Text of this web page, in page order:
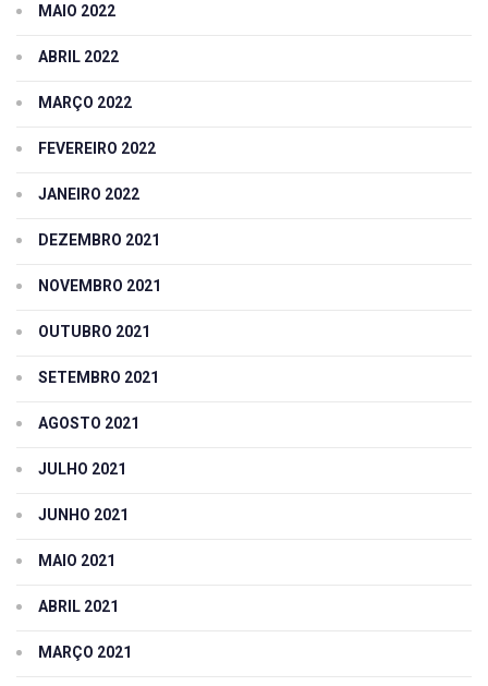
MAIO 2022
ABRIL 2022
MARÇO 2022
FEVEREIRO 2022
JANEIRO 2022
DEZEMBRO 2021
NOVEMBRO 2021
OUTUBRO 2021
SETEMBRO 2021
AGOSTO 2021
JULHO 2021
JUNHO 2021
MAIO 2021
ABRIL 2021
MARÇO 2021